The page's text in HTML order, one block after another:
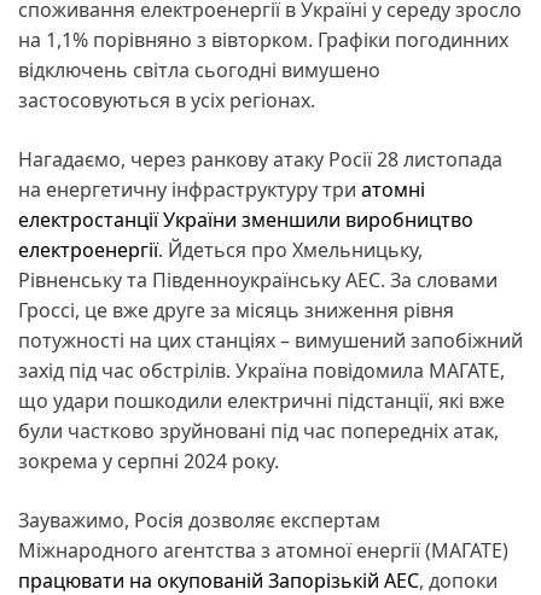
споживання електроенергії в Україні у середу зросло
на 1,1% порівняно з вівторком. Графіки погодинних
відключень світла сьогодні вимушено
застосовуються в усіх регіонах.
Нагадаємо, через ранкову атаку Росії 28 листопада
на енергетичну інфраструктуру три атомні
електростанції України зменшили виробництво
електроенергії. Йдеться про Хмельницьку,
Рівненську та Південноукраїнську АЕС. За словами
Гроссі, це вже друге за місяць зниження рівня
потужності на цих станціях – вимушений запобіжний
захід під час обстрілів. Україна повідомила МАГАТЕ,
що удари пошкодили електричні підстанції, які вже
були частково зруйновані під час попередніх атак,
зокрема у серпні 2024 року.
Зауважимо, Росія дозволяє експертам
Міжнародного агентства з атомної енергії (МАГАТЕ)
працювати на окупованій Запорізькій АЕС, допоки